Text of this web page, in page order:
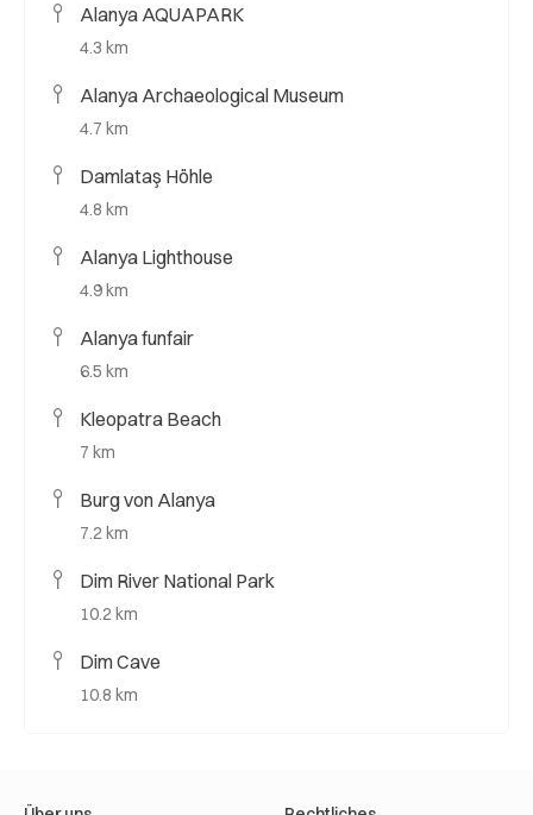
Alanya AQUAPARK
4.3 km
Alanya Archaeological Museum
4.7 km
Damlataş Höhle
4.8 km
Alanya Lighthouse
4.9 km
Alanya funfair
6.5 km
Kleopatra Beach
7 km
Burg von Alanya
7.2 km
Dim River National Park
10.2 km
Dim Cave
10.8 km